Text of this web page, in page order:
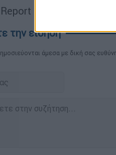
(@clashreport)
άμεσα με δική σας